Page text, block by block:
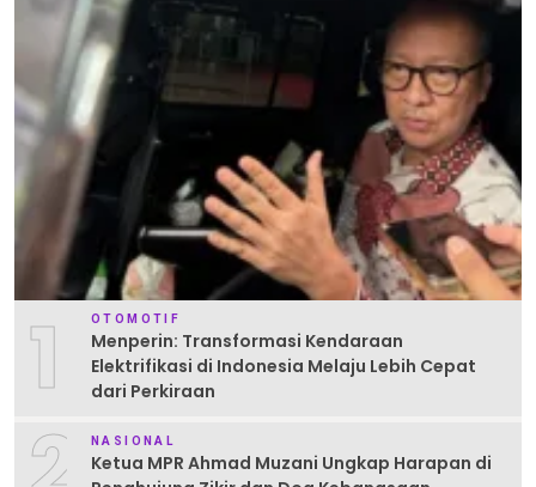
1 OTOMOTIF
Menperin: Transformasi Kendaraan
Elektrifikasi di Indonesia Melaju Lebih Cepat
dari Perkiraan
NASIONAL
Ketua MPR Ahmad Muzani Ungkap Harapan di